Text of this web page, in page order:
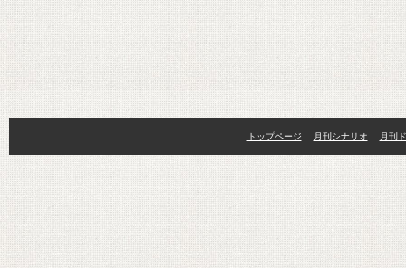
トップページ 月刊シナリオ 月刊